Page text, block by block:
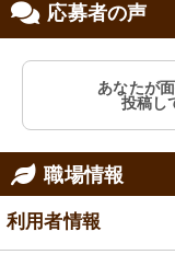
応募者の声
あなたが
投稿し
職場情報
利用者情報